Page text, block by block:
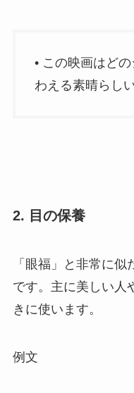
• この映画はど
わえる素晴らし
2. 目の保養
「眼福」と非常に
です。主に美しい人
きに使います。
例文